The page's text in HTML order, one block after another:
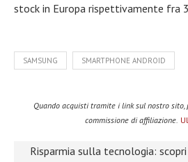
stock in Europa rispettivamente fra
SAMSUNG SMARTPHONE ANDROID
Quando acquisti tramite i link sul nostro sito,
commissione di affiliazione.
Risparmia sulla tecnologia: